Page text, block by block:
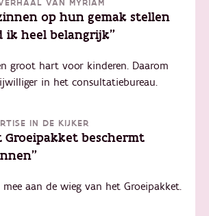
VAN MYRIAM
op hun gemak stellen
ik heel belangrijk"
groot hart voor kinderen. Daarom
in het consultatiebureau.
IN DE KIJKER
Groeipakket beschermt
aan de wieg van het Groeipakket.